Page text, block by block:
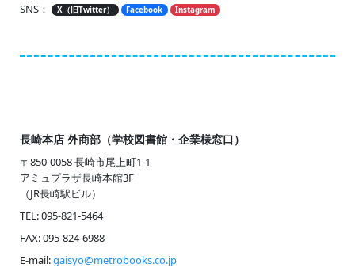
SNS： X（旧Twitter） Facebook Instagram
長崎本店 外商部 （学校図書館・企業様窓口）
〒850-0058 長崎市尾上町1-1
アミュプラザ長崎本館3F
（JR長崎駅ビル）
TEL: 095-821-5464
FAX: 095-824-6988
E-mail:gaisyo@metrobooks.co.jp